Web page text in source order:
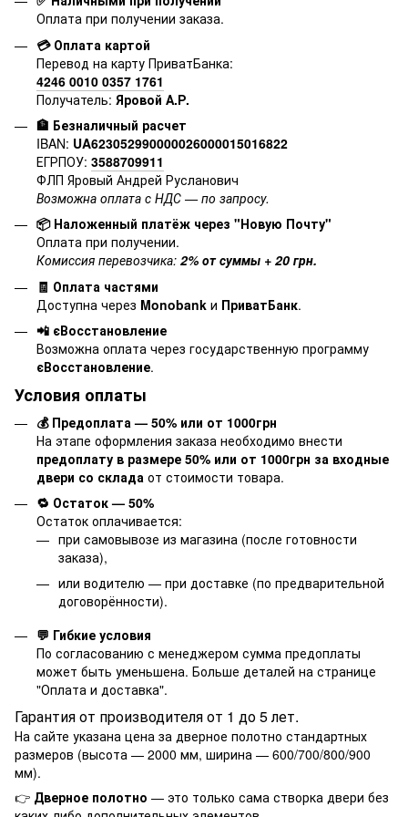
Оплата при получении заказа.
💳 Оплата картой
Перевод на карту ПриватБанка:
4246 0010 0357 1761
Получатель: Яровой А.Р.
🏦 Безналичный расчет
IBAN: UA623052990000026000015016822
ЕГРПОУ: 3588709911
ФЛП Яровый Андрей Русланович
Возможна оплата с НДС — по запросу.
📦 Наложенный платёж через "Новую Почту"
Оплата при получении.
Комиссия перевозчика: 2% от суммы + 20 грн.
🧾 Оплата частями
Доступна через Monobank и ПриватБанк.
📲 єВосстановление
Возможна оплата через государственную программу
єВосстановление.
Условия оплаты
💰 Предоплата — 50% или от 1000грн
На этапе оформления заказа необходимо внести
предоплату в размере 50% или от 1000грн за входные
двери со склада от стоимости товара.
🔁 Остаток — 50%
Остаток оплачивается:
при самовывозе из магазина (после готовности
заказа),
или водителю — при доставке (по предварительной
договорённости).
💬 Гибкие условия
По согласованию с менеджером сумма предоплаты
может быть уменьшена. Больше деталей на странице
"Оплата и доставка".
Гарантия от производителя от 1 до 5 лет.
На сайте указана цена за дверное полотно стандартных
размеров (высота — 2000 мм, ширина — 600/700/800/900
мм).
👉 Дверное полотно — это только сама створка двери без